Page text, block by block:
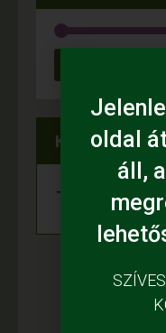
Kategóriák
+ Minden
oldal
áll,